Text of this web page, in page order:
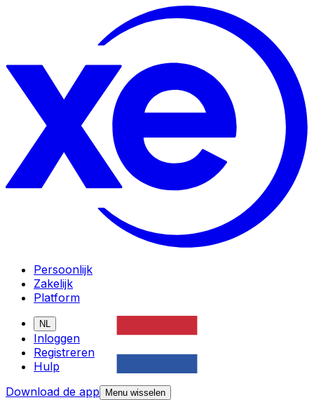
Persoonlijk
Zakelijk
Platform
NL
Inloggen
Registreren
Hulp
Download de app
Menu wisselen